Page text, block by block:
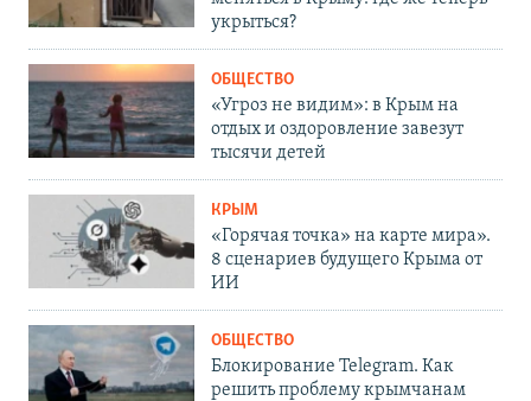
укрыться?
ОБЩЕСТВО
«Угроз не видим»: в Крым на
отдых и оздоровление завезут
тысячи детей
КРЫМ
«Горячая точка» на карте мира».
8 сценариев будущего Крыма от
ИИ
ОБЩЕСТВО
Блокирование Telegram. Как
решить проблему крымчанам